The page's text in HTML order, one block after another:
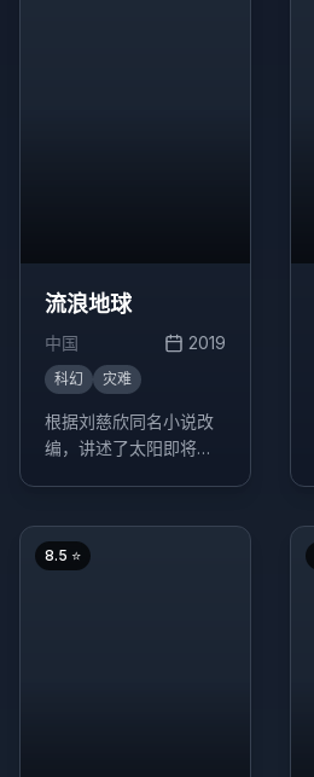
流浪地球
中国 2019
科幻 灾难
根据刘慈欣同名小说改
编，讲述了太阳即将毁
找新家园的故事。
8.5 ⭐